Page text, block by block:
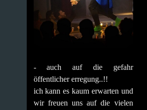
- auch auf die gefahr
öffentlicher erregung..!!
ich kann es kaum erwarten und
wir freuen uns auf die vielen